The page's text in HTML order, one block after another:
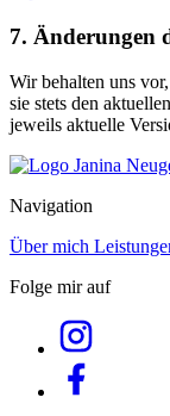
7. Änderungen
Wir behalten uns
sie stets den
jeweils aktuelle
Navigation
Über mich
Folge mir auf